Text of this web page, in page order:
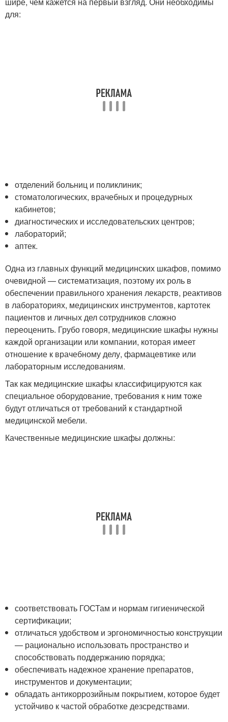
для:
отделений больниц и поликлиник;
стоматологических, врачебных и процедурных
кабинетов;
диагностических и исследовательских центров;
лабораторий;
аптек.
Одна из главных функций медицинских шкафов, помимо
очевидной — систематизация, поэтому их роль в
обеспечении правильного хранения лекарств, реактивов
в лабораториях, медицинских инструментов, картотек
пациентов и личных дел сотрудников сложно
переоценить. Грубо говоря, медицинские шкафы нужны
каждой организации или компании, которая имеет
отношение к врачебному делу, фармацевтике или
лабораторным исследованиям.
Так как медицинские шкафы классифицируются как
специальное оборудование, требования к ним тоже
будут отличаться от требований к стандартной
медицинской мебели.
Качественные медицинские шкафы должны:
соответствовать ГОСТам и нормам гигиенической
сертификации;
отличаться удобством и эргономичностью конструкции
— рационально использовать пространство и
способствовать поддержанию порядка;
обеспечивать надежное хранение препаратов,
инструментов и документации;
обладать антикоррозийным покрытием, которое будет
устойчиво к частой обработке дезсредствами.